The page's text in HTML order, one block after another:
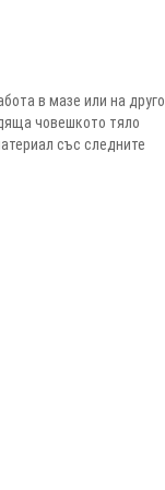
в мазе или на друго
човешкото тяло
със следните